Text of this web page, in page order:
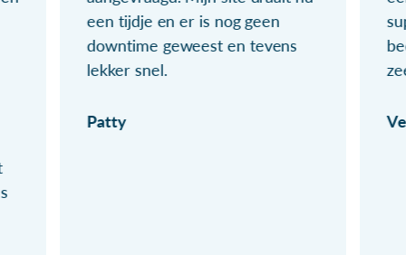
een tijdje en er is nog geen
downtime geweest en tevens
lekker snel.
Patty